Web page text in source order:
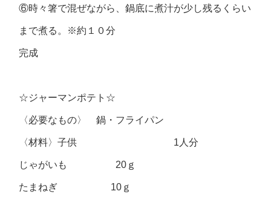
⑥時々箸で混ぜながら、鍋底に煮汁が少し残るくらい
まで煮る。※約１０分
完成
☆ジャーマンポテト☆
〈必要なもの〉 鍋・フライパン
〈材料〉子供 1人分
じゃがいも 20ｇ
たまねぎ 10ｇ